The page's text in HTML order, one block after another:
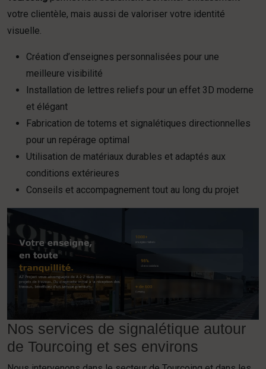
votre clientèle, mais aussi de valoriser votre identité
visuelle.
Création d’enseignes personnalisées pour une
meilleure visibilité
Installation de lettres reliefs pour un effet 3D moderne
et élégant
Fabrication de totems et signalétiques directionnelles
pour un repérage optimal
Utilisation de matériaux durables et adaptés aux
conditions extérieures
Conseils et accompagnement tout au long du projet
Nos services de signalétique autour
de Tourcoing et ses environs